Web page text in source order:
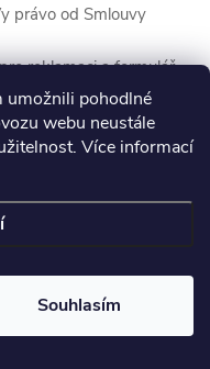
umožnili pohodlné
webu neustále
Více informací
Souhlasím
právo od Smlouvy
reklamaci a formulář
v elektronické
Vždy však tyto
budete tedy mít vždy
Doporučujeme
dne 1. 3. 2023.